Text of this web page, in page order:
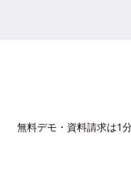
無料デモ・資料請求は1